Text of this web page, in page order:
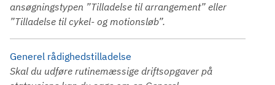
ansøgningstypen ”Tilladelse til arrangement” eller
”Tilladelse til cykel- og motionsløb”.
Generel rådighedstilladelse
Skal du udføre rutinemæssige driftsopgaver på